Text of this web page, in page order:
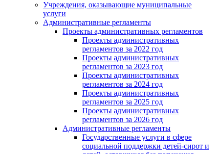
Учреждения, оказывающие муниципальные
услуги
Административные регламенты
Проекты административных регламентов
Проекты административных
регламентов за 2022 год
Проекты административных
регламентов за 2023 год
Проекты административных
регламентов за 2024 год
Проекты административных
регламентов за 2025 год
Проекты административных
регламентов за 2026 год
Административные регламенты
Государственные услуги в сфере
социальной поддержки детей-сирот и